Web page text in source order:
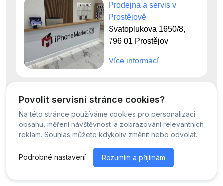
Povolit servisní stránce cookies?
Na této stránce používáme cookies pro personalizaci
obsahu, měření návštěvnosti a zobrazování relevantních
reklam. Souhlas můžete kdykoliv změnit nebo odvolat.
Podrobné nastavení Rozumím a přijímám
Prodejna a servis v
Prostějově
Svatoplukova 1650/8,
796 01 Prostějov
Více informací
© Servis iPhoneMarket - 2026 -Všechna práva vyhrazena.
Běžíme na
MyRepair.app